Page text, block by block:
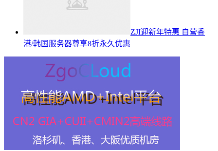
ZJI迎新年特惠 自营香
港/韩国服务器尊享8折永久优惠